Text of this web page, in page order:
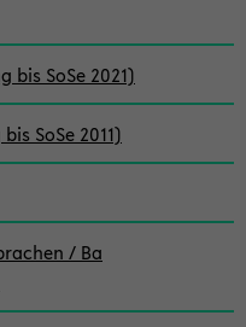
bis SoSe 2021)
SoSe 2011)
/ Ba